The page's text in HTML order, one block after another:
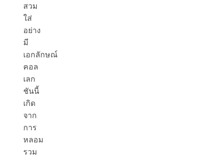
สวม
ใส่
อย่าง
มี
เอกลักษณ์
คอล
เลก
ชันนี้
เกิด
จาก
การ
หลอม
รวม